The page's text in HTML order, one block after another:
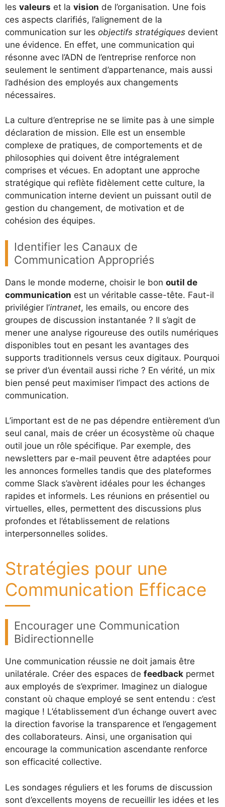
les valeurs et la vision de l’organisation. Une fois
ces aspects clarifiés, l’alignement de la
communication sur les objectifs stratégiques devient
une évidence. En effet, une communication qui
résonne avec l’ADN de l’entreprise renforce non
seulement le sentiment d’appartenance, mais aussi
l’adhésion des employés aux changements
nécessaires.
La culture d’entreprise ne se limite pas à une simple
déclaration de mission. Elle est un ensemble
complexe de pratiques, de comportements et de
philosophies qui doivent être intégralement
comprises et vécues. En adoptant une approche
stratégique qui reflète fidèlement cette culture, la
communication interne devient un puissant outil de
gestion du changement, de motivation et de
cohésion des équipes.
Identifier les Canaux de
Communication Appropriés
Dans le monde moderne, choisir le bon outil de
communication est un véritable casse-tête. Faut-il
privilégier l’intranet, les emails, ou encore des
groupes de discussion instantanée ? Il s’agit de
mener une analyse rigoureuse des outils numériques
disponibles tout en pesant les avantages des
supports traditionnels versus ceux digitaux. Pourquoi
se priver d’un éventail aussi riche ? En vérité, un mix
bien pensé peut maximiser l’impact des actions de
communication.
L’important est de ne pas dépendre entièrement d’un
seul canal, mais de créer un écosystème où chaque
outil joue un rôle spécifique. Par exemple, des
newsletters par e-mail peuvent être adaptées pour
les annonces formelles tandis que des plateformes
comme Slack s’avèrent idéales pour les échanges
rapides et informels. Les réunions en présentiel ou
virtuelles, elles, permettent des discussions plus
profondes et l’établissement de relations
interpersonnelles solides.
Stratégies pour une
Communication Efficace
Encourager une Communication
Bidirectionnelle
Une communication réussie ne doit jamais être
unilatérale. Créer des espaces de feedback permet
aux employés de s’exprimer. Imaginez un dialogue
constant où chaque employé se sent entendu : c’est
magique ! L’établissement d’un échange ouvert avec
la direction favorise la transparence et l’engagement
des collaborateurs. Ainsi, une organisation qui
encourage la communication ascendante renforce
son efficacité collective.
Les sondages réguliers et les forums de discussion
sont d’excellents moyens de recueillir les idées et les